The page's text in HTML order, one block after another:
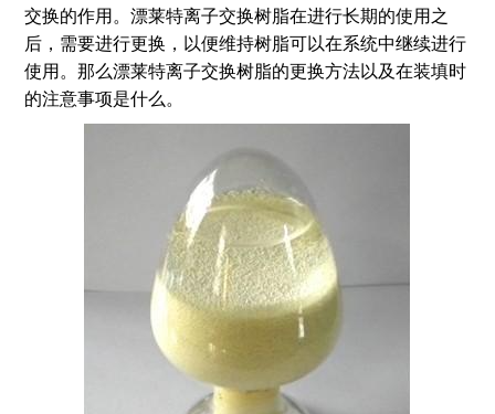
交换的作用。漂莱特离子交换树脂在进行长期的使用之
后，需要进行更换，以便维持树脂可以在系统中继续进行
使用。那么漂莱特离子交换树脂的更换方法以及在装填时
的注意事项是什么。